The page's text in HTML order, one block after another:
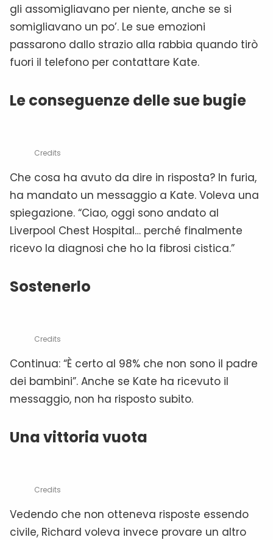
gli assomigliavano per niente, anche se si
somigliavano un po’. Le sue emozioni
passarono dallo strazio alla rabbia quando tirò
fuori il telefono per contattare Kate.
Le conseguenze delle sue bugie
Credits
Che cosa ha avuto da dire in risposta? In furia,
ha mandato un messaggio a Kate. Voleva una
spiegazione. “Ciao, oggi sono andato al
Liverpool Chest Hospital… perché finalmente
ricevo la diagnosi che ho la fibrosi cistica.”
Sostenerlo
Credits
Continua: “È certo al 98% che non sono il padre
dei bambini”. Anche se Kate ha ricevuto il
messaggio, non ha risposto subito.
Una vittoria vuota
Credits
Vedendo che non otteneva risposte essendo
civile, Richard voleva invece provare un altro